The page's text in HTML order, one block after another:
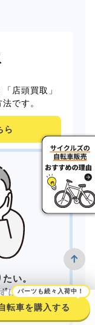
店頭買取」
です。
ら
い。
に パーツも続々入荷中！
転車を購入する